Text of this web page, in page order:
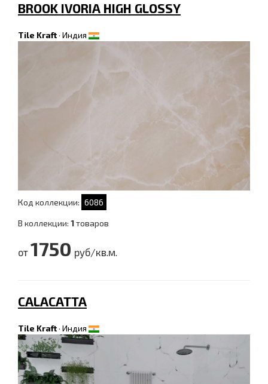
BROOK IVORIA HIGH GLOSSY
Tile Kraft· Индия
Код коллекции: 6086
В коллекции: 1товаров
от 1750 руб/кв.м.
CALACATTA
Tile Kraft· Индия